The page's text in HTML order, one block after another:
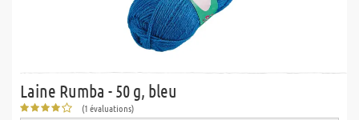
Laine Rumba - 50 g, bleu
(1 évaluations)